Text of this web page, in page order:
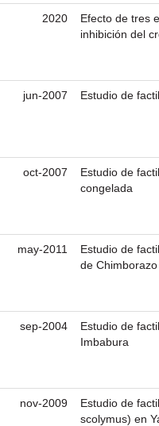
2020
Efecto de tres
inhibición del
jun-2007 Estudio de
oct-2007
Estudio de
congelada
may-2011
Estudio de
de Chimborazo
sep-2004
Estudio de
Imbabura
nov-2009
Estudio de
scolymus) en